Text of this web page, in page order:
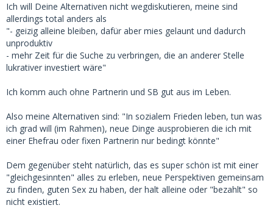
Ich will Deine Alternativen nicht wegdiskutieren, meine sind
allerdings total anders als
"- geizig alleine bleiben, dafür aber mies gelaunt und dadurch
unproduktiv
- mehr Zeit für die Suche zu verbringen, die an anderer Stelle
lukrativer investiert wäre"
Ich komm auch ohne Partnerin und SB gut aus im Leben.
Also meine Alternativen sind: "In sozialem Frieden leben, tun was
ich grad will (im Rahmen), neue Dinge ausprobieren die ich mit
einer Ehefrau oder fixen Partnerin nur bedingt könnte"
Dem gegenüber steht natürlich, das es super schön ist mit einer
"gleichgesinnten" alles zu erleben, neue Perspektiven gemeinsam
zu finden, guten Sex zu haben, der halt alleine oder "bezahlt" so
nicht existiert.